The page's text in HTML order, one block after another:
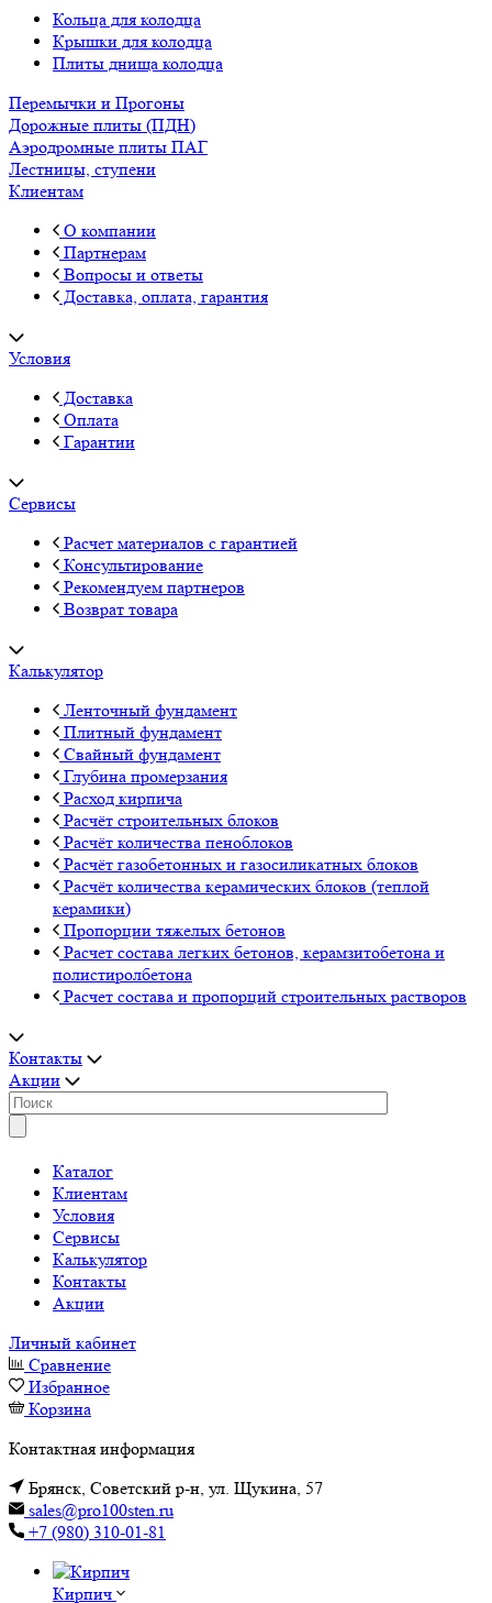
Кольца для колодца
Крышки для колодца
Плиты днища колодца
Перемычки и Прогоны
Дорожные плиты (ПДН)
Аэродромные плиты ПАГ
Лестницы, ступени
Клиентам
О компании
Партнерам
Вопросы и ответы
Доставка, оплата, гарантия
Условия
Доставка
Оплата
Гарантии
Сервисы
Расчет материалов с гарантией
Консультирование
Рекомендуем партнеров
Возврат товара
Калькулятор
Ленточный фундамент
Плитный фундамент
Свайный фундамент
Глубина промерзания
Расход кирпича
Расчёт строительных блоков
Расчёт количества пеноблоков
Расчёт газобетонных и газосиликатных блоков
Расчёт количества керамических блоков (теплой
керамики)
Пропорции тяжелых бетонов
Расчет состава легких бетонов, керамзитобетона и
полистиролбетона
Расчет состава и пропорций строительных растворов
Контакты
Акции
Каталог
Клиентам
Условия
Сервисы
Калькулятор
Контакты
Акции
Личный кабинет
Сравнение
Избранное
Корзина
Контактная информация
Брянск, Советский р-н, ул. Щукина, 57
sales@pro100sten.ru
+7 (980) 310-01-81
Кирпич